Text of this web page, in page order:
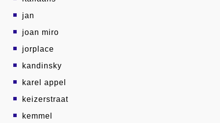
jan
joan miro
jorplace
kandinsky
karel appel
keizerstraat
kemmel